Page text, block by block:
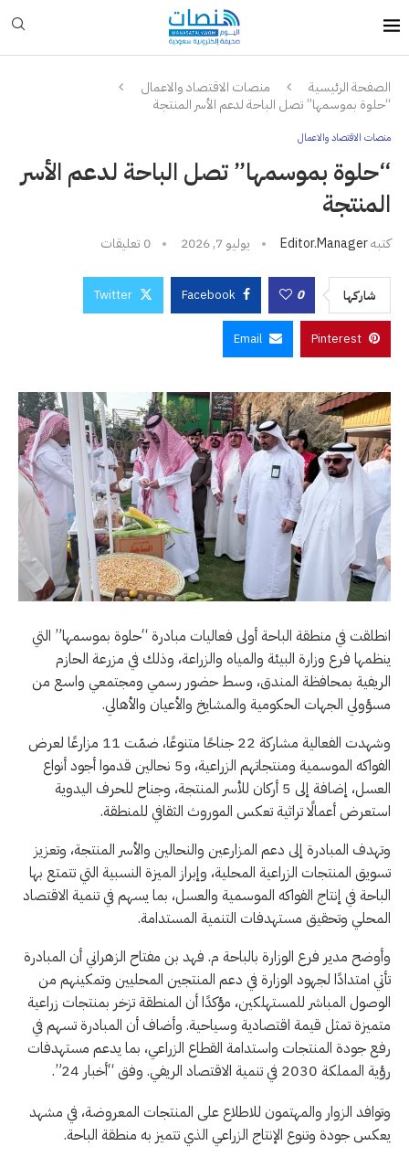
الصفحة الرئيسية
منصات الاقتصاد والاعمال
“حلوة بموسمها” تصل الباحة لدعم الأسر المنتجة
منصات الاقتصاد والاعمال
“حلوة بموسمها” تصل الباحة لدعم الأسر
المنتجة
كتبهEditor.manager يوليو 7, 2026 0 تعليقات
شاركها 0
Facebook
Twitter
Pinterest
Email
انطلقت في منطقة الباحة أولى فعاليات مبادرة “حلوة بموسمها” التي
ينظمها فرع وزارة البيئة والمياه والزراعة، وذلك في مزرعة الحازم
الريفية بمحافظة المندق، وسط حضور رسمي ومجتمعي واسع من
مسؤولي الجهات الحكومية والمشايخ والأعيان والأهالي.
وشهدت الفعالية مشاركة 22 جناحًا متنوعًا، ضمّت 11 مزارعًا لعرض
الفواكه الموسمية ومنتجاتهم الزراعية، و5 نحالين قدموا أجود أنواع
العسل، إضافة إلى 5 أركان للأسر المنتجة، وجناح للحرف اليدوية
استعرض أعمالًا تراثية تعكس الموروث الثقافي للمنطقة.
وتهدف المبادرة إلى دعم المزارعين والنحالين والأسر المنتجة، وتعزيز
تسويق المنتجات الزراعية المحلية، وإبراز الميزة النسبية التي تتمتع بها
الباحة في إنتاج الفواكه الموسمية والعسل، بما يسهم في تنمية الاقتصاد
المحلي وتحقيق مستهدفات التنمية المستدامة.
وأوضح مدير فرع الوزارة بالباحة م. فهد بن مفتاح الزهراني أن المبادرة
تأتي امتدادًا لجهود الوزارة في دعم المنتجين المحليين وتمكينهم من
الوصول المباشر للمستهلكين، مؤكدًا أن المنطقة تزخر بمنتجات زراعية
متميزة تمثل قيمة اقتصادية وسياحية. وأضاف أن المبادرة تسهم في
رفع جودة المنتجات واستدامة القطاع الزراعي، بما يدعم مستهدفات
رؤية المملكة 2030 في تنمية الاقتصاد الريفي. وفق “أخبار 24”.
وتوافد الزوار والمهتمون للاطلاع على المنتجات المعروضة، في مشهد
يعكس جودة وتنوع الإنتاج الزراعي الذي تتميز به منطقة الباحة.